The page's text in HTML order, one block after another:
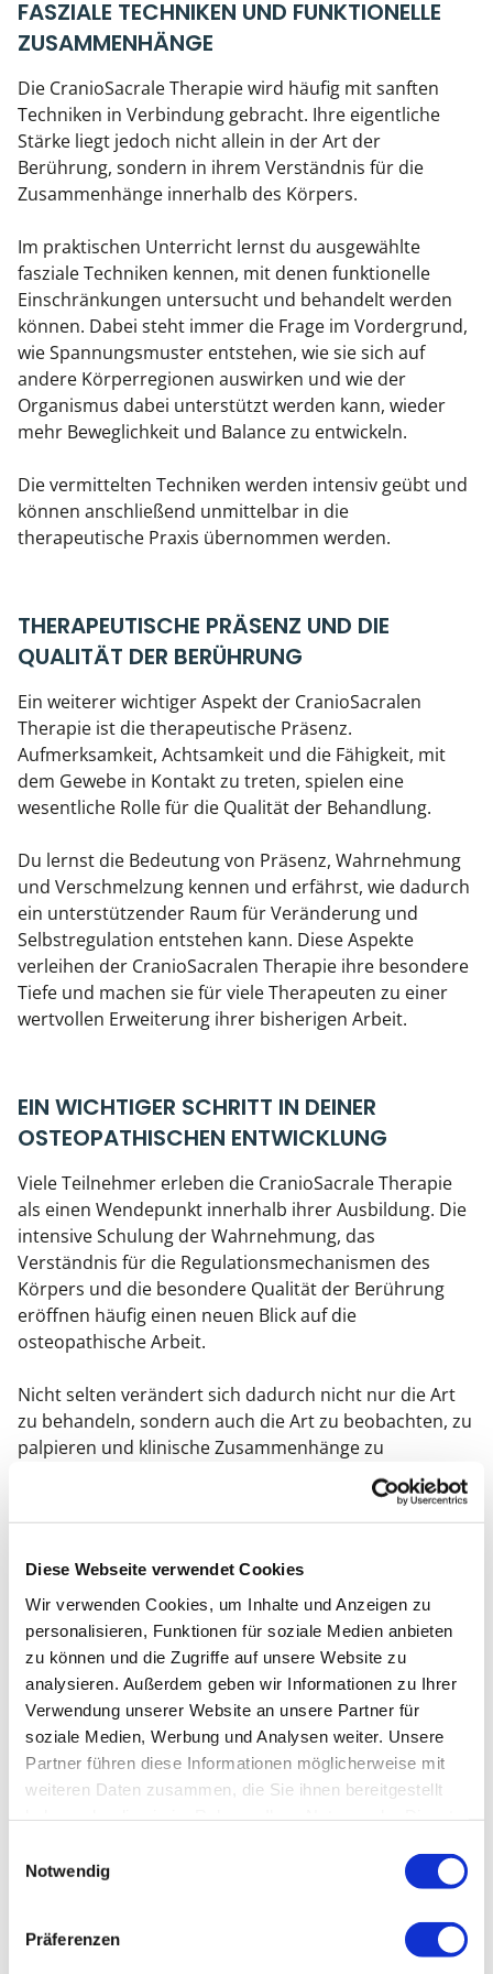
Diese Webseite verwendet Cookies
Wir verwenden Cookies, um Inhalte und Anzeigen zu
personalisieren, Funktionen für soziale Medien anbieten
zu können und die Zugriffe auf unsere Website zu
analysieren. Außerdem geben wir Informationen zu Ihrer
Verwendung unserer Website an unsere Partner für
soziale Medien, Werbung und Analysen weiter. Unsere
Partner führen diese Informationen möglicherweise mit
weiteren Daten zusammen, die Sie ihnen bereitgestellt
Notwendig
Präferenzen
FASZIALE TECHNIKEN UND FUNKTIONELLE
ZUSAMMENHÄNGE
Die CranioSacrale Therapie wird häufig mit sanften
Techniken in Verbindung gebracht. Ihre eigentliche
Stärke liegt jedoch nicht allein in der Art der
Berührung, sondern in ihrem Verständnis für die
Zusammenhänge innerhalb des Körpers.
Im praktischen Unterricht lernst du ausgewählte
fasziale Techniken kennen, mit denen funktionelle
Einschränkungen untersucht und behandelt werden
können. Dabei steht immer die Frage im Vordergrund,
wie Spannungsmuster entstehen, wie sie sich auf
andere Körperregionen auswirken und wie der
Organismus dabei unterstützt werden kann, wieder
mehr Beweglichkeit und Balance zu entwickeln.
Die vermittelten Techniken werden intensiv geübt und
können anschließend unmittelbar in die
therapeutische Praxis übernommen werden.
THERAPEUTISCHE PRÄSENZ UND DIE
QUALITÄT DER BERÜHRUNG
Ein weiterer wichtiger Aspekt der CranioSacralen
Therapie ist die therapeutische Präsenz.
Aufmerksamkeit, Achtsamkeit und die Fähigkeit, mit
dem Gewebe in Kontakt zu treten, spielen eine
wesentliche Rolle für die Qualität der Behandlung.
Du lernst die Bedeutung von Präsenz, Wahrnehmung
und Verschmelzung kennen und erfährst, wie dadurch
ein unterstützender Raum für Veränderung und
Selbstregulation entstehen kann. Diese Aspekte
verleihen der CranioSacralen Therapie ihre besondere
Tiefe und machen sie für viele Therapeuten zu einer
wertvollen Erweiterung ihrer bisherigen Arbeit.
EIN WICHTIGER SCHRITT IN DEINER
OSTEOPATHISCHEN ENTWICKLUNG
Viele Teilnehmer erleben die CranioSacrale Therapie
als einen Wendepunkt innerhalb ihrer Ausbildung. Die
intensive Schulung der Wahrnehmung, das
Verständnis für die Regulationsmechanismen des
Körpers und die besondere Qualität der Berührung
eröffnen häufig einen neuen Blick auf die
osteopathische Arbeit.
Nicht selten verändert sich dadurch nicht nur die Art
zu behandeln, sondern auch die Art zu beobachten, zu
palpieren und klinische Zusammenhänge zu
verstehen. CST 1 vermittelt daher weit mehr als
einzelne Techniken – der Kurs schafft eine Grundlage
für eine vertiefte osteopathische Wahrnehmung und
Körpers.
DEIN NUTZEN FÜR DIE PRAXIS
Nach diesem Kurs verfügst du über ein fundiertes
Verständnis der Grundlagen der CranioSacralen
Therapie und beherrschst erste zentrale
Untersuchungs- und Behandlungstechniken nach
Upledger. Du entwickelst deine palpatorischen
differenzierter wahrzunehmen und erhältst einen